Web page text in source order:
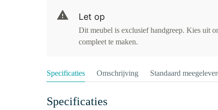
Let op
Dit meubel is exclusief handgreep. Kies uit
compleet te maken.
Specificaties Omschrijving Standaard
Specificaties